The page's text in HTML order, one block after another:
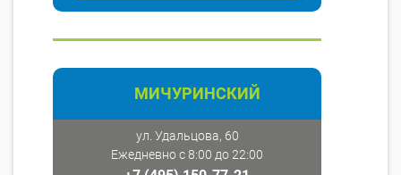
МИЧУРИНСКИЙ
ул. Удальцова, 60
Ежедневно с 8:00 до 22:00